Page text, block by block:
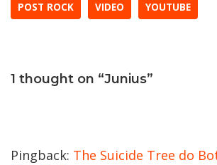
POST ROCK VIDEO YOUTUBE
1 thought on “Junius”
Pingback: The Suicide Tree do